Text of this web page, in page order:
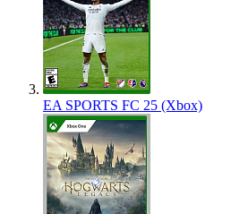
EA SPORTS FC 25 (Xbox)